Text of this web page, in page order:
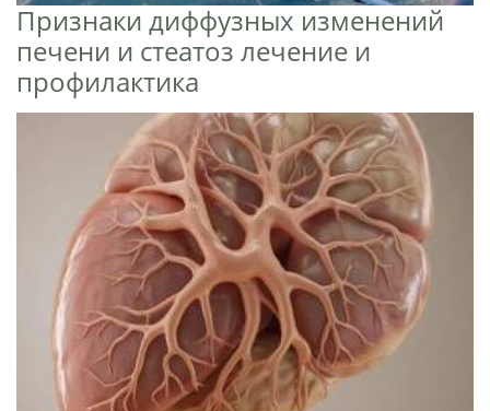
Признаки диффузных изменений
печени и стеатоз лечение и
профилактика